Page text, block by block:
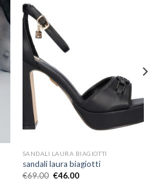
SANDALI LAURA BIAGIOTTI
sandali laura biagiotti
€69.00 €46.00